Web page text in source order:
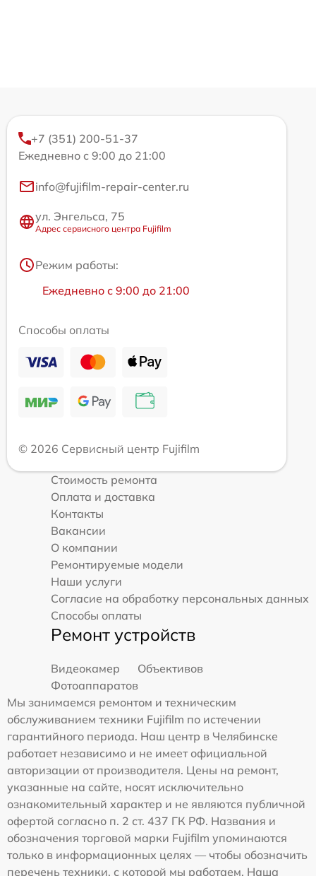
+7 (351) 200-51-37
Ежедневно с 9:00 до 21:00
info@fujifilm-repair-center.ru
ул. Энгельса, 75
Адрес сервисного центра Fujifilm
Режим работы:
Ежедневно с 9:00 до 21:00
Способы оплаты
© 2026 Сервисный центр Fujifilm
Стоимость ремонта
Оплата и доставка
Контакты
Вакансии
О компании
Ремонтируемые модели
Наши услуги
Согласие на обработку персональных данных
Способы оплаты
Ремонт устройств
Видеокамер
Объективов
Фотоаппаратов
Мы занимаемся ремонтом и техническим
обслуживанием техники Fujifilm по истечении
гарантийного периода. Наш центр в Челябинске
работает независимо и не имеет официальной
авторизации от производителя. Цены на ремонт,
указанные на сайте, носят исключительно
ознакомительный характер и не являются публичной
офертой согласно п. 2 ст. 437 ГК РФ. Названия и
обозначения торговой марки Fujifilm упоминаются
только в информационных целях — чтобы обозначить
перечень техники, с которой мы работаем. Наша